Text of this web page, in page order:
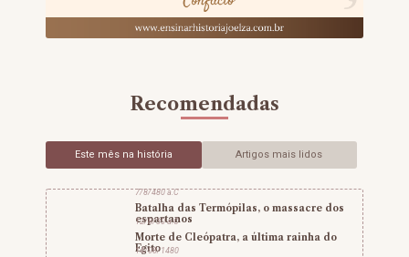
Recomendadas
Este mês na história Artigos mais lidos
7/8/480 a.C
Batalha das Termópilas, o massacre dos
espartanos
12/8/30 a.C
Morte de Cleópatra, a última rainha do
Egito
14/08/1480